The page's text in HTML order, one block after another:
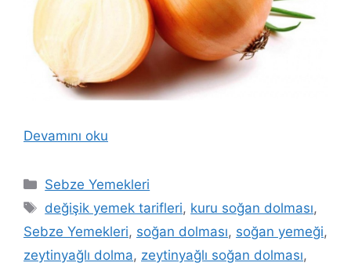
Devamını oku
Kategoriler
Sebze Yemekleri
Etiketler
değişik yemek tarifleri, kuru soğan dolması,
Sebze Yemekleri, soğan dolması, soğan yemeği,
zeytinyağlı dolma, zeytinyağlı soğan dolması,